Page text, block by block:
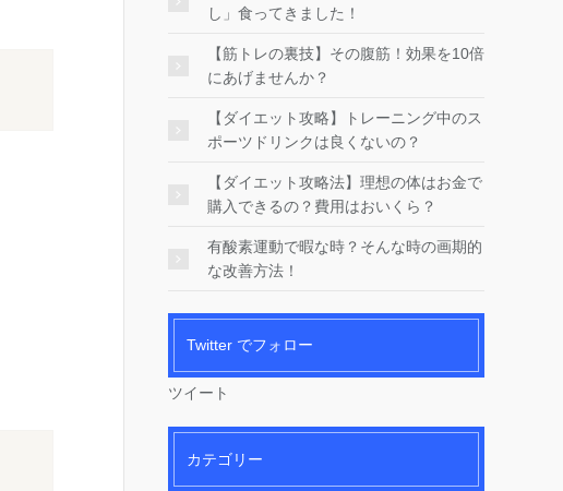
し」食ってきました！
【筋トレの裏技】その腹筋！効果を10倍
にあげませんか？
【ダイエット攻略】トレーニング中のス
ポーツドリンクは良くないの？
【ダイエット攻略法】理想の体はお金で
購入できるの？費用はおいくら？
有酸素運動で暇な時？そんな時の画期的
な改善方法！
Twitter でフォロー
ツイート
カテゴリー